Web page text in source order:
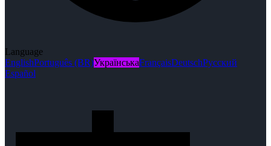
Language
EnglishPortuguês (BR)УкраїнськаFrançaisDeutschРусский
Español